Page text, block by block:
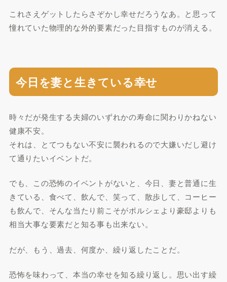
これさえゲットしたらさぞかし幸せだろうなあ。と思って
憧れていた物理的な外的要素だった目指すものが消える。
今日を妻と生きている幸せ
時々だが発生する夫婦のいずれかの寿命に関わりかねない
健康不安。
それは、とてつもない不安に襲われるので大嫌いだし避け
て通りたいイベントだ。
でも、この恐怖のイベントがないと、今日、妻と普通に生
きている、食べて、飲んで、笑って、散歩して、コーヒー
も飲んで、そんな当たり前こそがポルシェより豪邸よりも
相当大事な要素だと知る事も出来ない。
だが、もう、過去、何度か、繰り返したことだ。
恐怖を味わって、本当の幸せを知る繰り返し。思い出す繰